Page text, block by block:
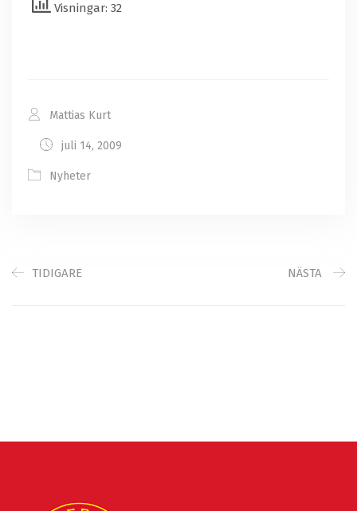
Visningar: 32
Mattias Kurt
juli 14, 2009
Nyheter
TIDIGARE NÄSTA